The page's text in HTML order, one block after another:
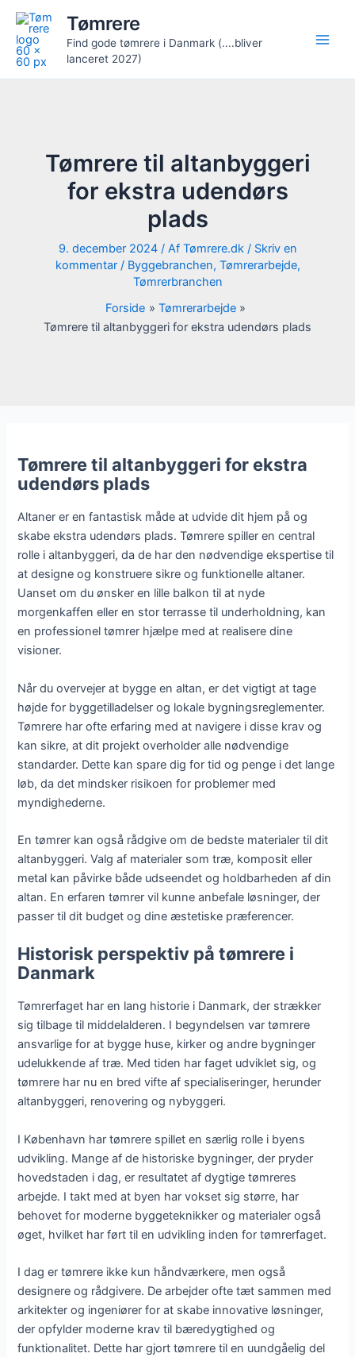
indholdet
Tømrere
Find gode tømrere i Danmark (....bliver
lanceret 2027)
Tømrere til altanbyggeri
for ekstra udendørs
plads
9. december 2024 / Af Tømrere.dk / Skriv en
kommentar / Byggebranchen, Tømrerarbejde,
Tømrerbranchen
Forside
Tømrerarbejde
Tømrere til altanbyggeri for ekstra udendørs plads
Tømrere til altanbyggeri for ekstra
udendørs plads
Altaner er en fantastisk måde at udvide dit hjem på og
skabe ekstra udendørs plads. Tømrere spiller en central
rolle i altanbyggeri, da de har den nødvendige ekspertise til
at designe og konstruere sikre og funktionelle altaner.
Uanset om du ønsker en lille balkon til at nyde
morgenkaffen eller en stor terrasse til underholdning, kan
en professionel tømrer hjælpe med at realisere dine
visioner.
Når du overvejer at bygge en altan, er det vigtigt at tage
højde for byggetilladelser og lokale bygningsreglementer.
Tømrere har ofte erfaring med at navigere i disse krav og
kan sikre, at dit projekt overholder alle nødvendige
standarder. Dette kan spare dig for tid og penge i det lange
løb, da det mindsker risikoen for problemer med
myndighederne.
En tømrer kan også rådgive om de bedste materialer til dit
altanbyggeri. Valg af materialer som træ, komposit eller
metal kan påvirke både udseendet og holdbarheden af din
altan. En erfaren tømrer vil kunne anbefale løsninger, der
passer til dit budget og dine æstetiske præferencer.
Historisk perspektiv på tømrere i
Danmark
Tømrerfaget har en lang historie i Danmark, der strækker
sig tilbage til middelalderen. I begyndelsen var tømrere
ansvarlige for at bygge huse, kirker og andre bygninger
udelukkende af træ. Med tiden har faget udviklet sig, og
tømrere har nu en bred vifte af specialiseringer, herunder
altanbyggeri, renovering og nybyggeri.
I København har tømrere spillet en særlig rolle i byens
udvikling. Mange af de historiske bygninger, der pryder
hovedstaden i dag, er resultatet af dygtige tømreres
arbejde. I takt med at byen har vokset sig større, har
behovet for moderne byggeteknikker og materialer også
øget, hvilket har ført til en udvikling inden for tømrerfaget.
I dag er tømrere ikke kun håndværkere, men også
designere og rådgivere. De arbejder ofte tæt sammen med
arkitekter og ingeniører for at skabe innovative løsninger,
der opfylder moderne krav til bæredygtighed og
funktionalitet. Dette har gjort tømrere til en uundgåelig del